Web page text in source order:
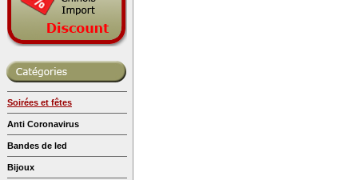
Soirées et fêtes
Anti Coronavirus
Bandes de led
Bijoux